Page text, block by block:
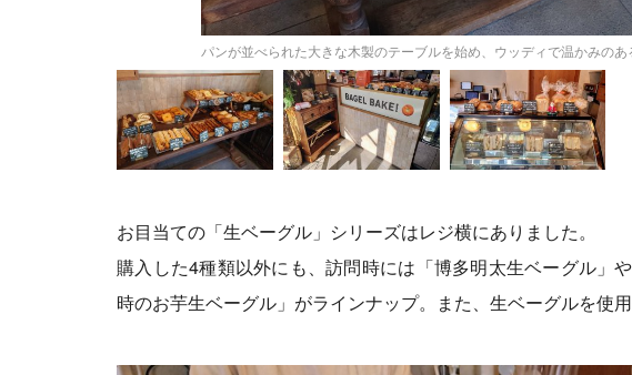
パンが並べられた大きな木製のテーブルを始め、ウッディで温かみのあ
お目当ての「生ベーグル」シリーズはレジ横にありました。
購入した4種類以外にも、訪問時には「博多明太生ベーグル」
時のお芋生ベーグル」がラインナップ。また、生ベーグルを使